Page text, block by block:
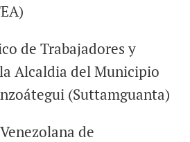
de Trabajadores y
Alcaldia del Municipio
(Suttamguanta)
de